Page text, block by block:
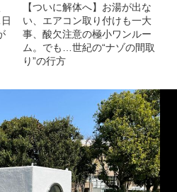
【ついに解体へ】お湯が出な
い、エアコン取り付けも一大
事、酸欠注意の極小ワンルー
ム。でも…世紀の“ナゾの間取
り”の行方